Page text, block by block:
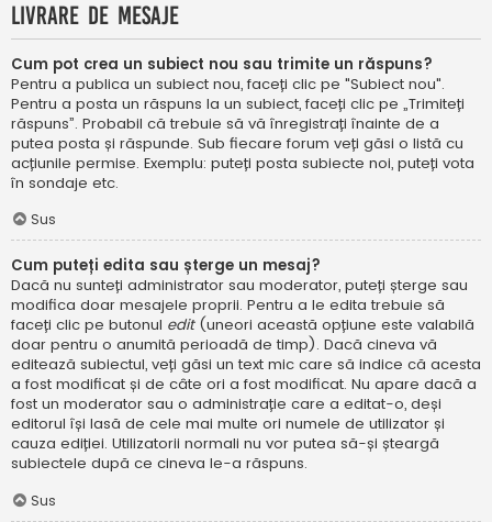
Livrare de mesaje
Cum pot crea un subiect nou sau trimite un răspuns?
Pentru a publica un subiect nou, faceți clic pe "Subiect nou".
Pentru a posta un răspuns la un subiect, faceți clic pe „Trimiteți
răspuns”. Probabil că trebuie să vă înregistrați înainte de a
putea posta și răspunde. Sub fiecare forum veți găsi o listă cu
acțiunile permise. Exemplu: puteți posta subiecte noi, puteți vota
în sondaje etc.
Sus
Cum puteți edita sau șterge un mesaj?
Dacă nu sunteți administrator sau moderator, puteți șterge sau
modifica doar mesajele proprii. Pentru a le edita trebuie să
faceți clic pe butonul edit (uneori această opțiune este valabilă
doar pentru o anumită perioadă de timp). Dacă cineva vă
editează subiectul, veți găsi un text mic care să indice că acesta
a fost modificat și de câte ori a fost modificat. Nu apare dacă a
fost un moderator sau o administrație care a editat-o, deși
editorul își lasă de cele mai multe ori numele de utilizator și
cauza ediției. Utilizatorii normali nu vor putea să-și șteargă
subiectele după ce cineva le-a răspuns.
Sus